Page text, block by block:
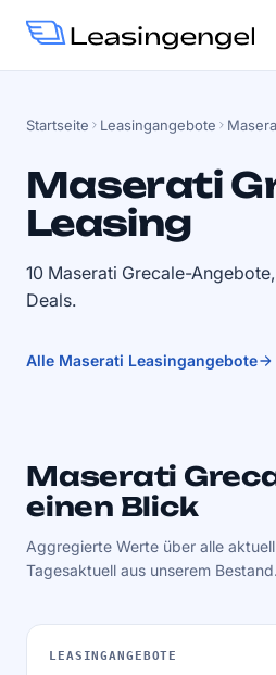
Startseite Leasingangebote
Maserati
Leasing
10 Maserati Grecale-
Deals.
Alle Maserati Leasingangebote
Maserati
einen Blick
Aggregierte Werte über alle
Tagesaktuell aus unserem Bestand.
LEASINGANGEBOTE